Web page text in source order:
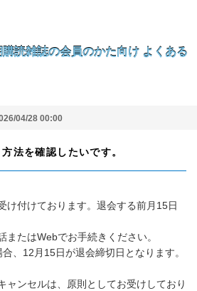
04/28 00:00
法を確認したいです。
け付けております。退会する前月15日
またはWebでお手続きください。
、12月15日が退会締切日となります。
ャンセルは、原則としてお受けしており